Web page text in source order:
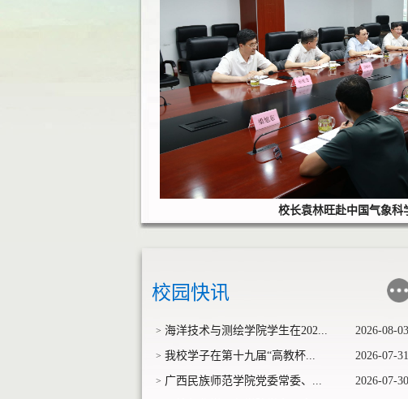
校党委书记汤建带队检查
校园快讯
> 海洋技术与测绘学院学生在202... 2026-08-03
> 我校学子在第十九届“高教杯... 2026-07-31
> 广西民族师范学院党委常委、... 2026-07-30